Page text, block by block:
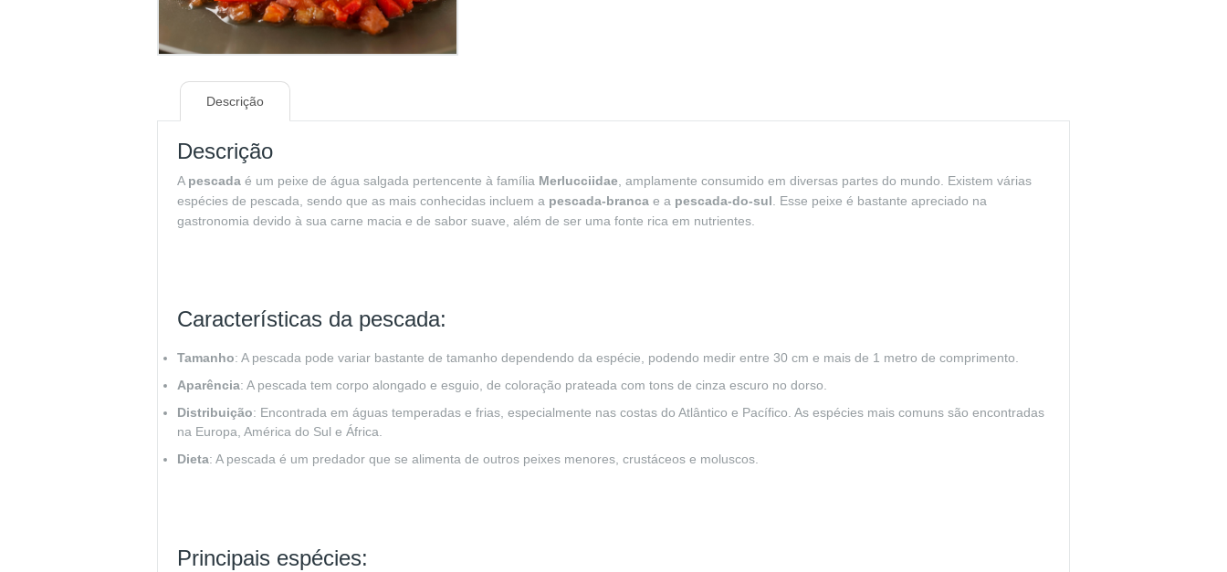
Descrição
Descrição
A pescada é um peixe de água salgada pertencente à família Merlucciidae , amplamente consumido em diversas partes do mundo. Existem várias
espécies de pescada, sendo que as mais conhecidas incluem a pescada-branca e a pescada-do-sul . Esse peixe é bastante apreciado na
gastronomia devido à sua carne macia e de sabor suave, além de ser uma fonte rica em nutrientes.
Características da pescada:
Tamanho: A pescada pode variar bastante de tamanho dependendo da espécie, podendo medir entre 30 cm e mais de 1 metro de comprimento.
Aparência: A pescada tem corpo alongado e esguio, de coloração prateada com tons de cinza escuro no dorso.
Distribuição: Encontrada em águas temperadas e frias, especialmente nas costas do Atlântico e Pacífico. As espécies mais comuns são encontradas
na Europa, América do Sul e África.
Dieta: A pescada é um predador que se alimenta de outros peixes menores, crustáceos e moluscos.
Principais espécies: